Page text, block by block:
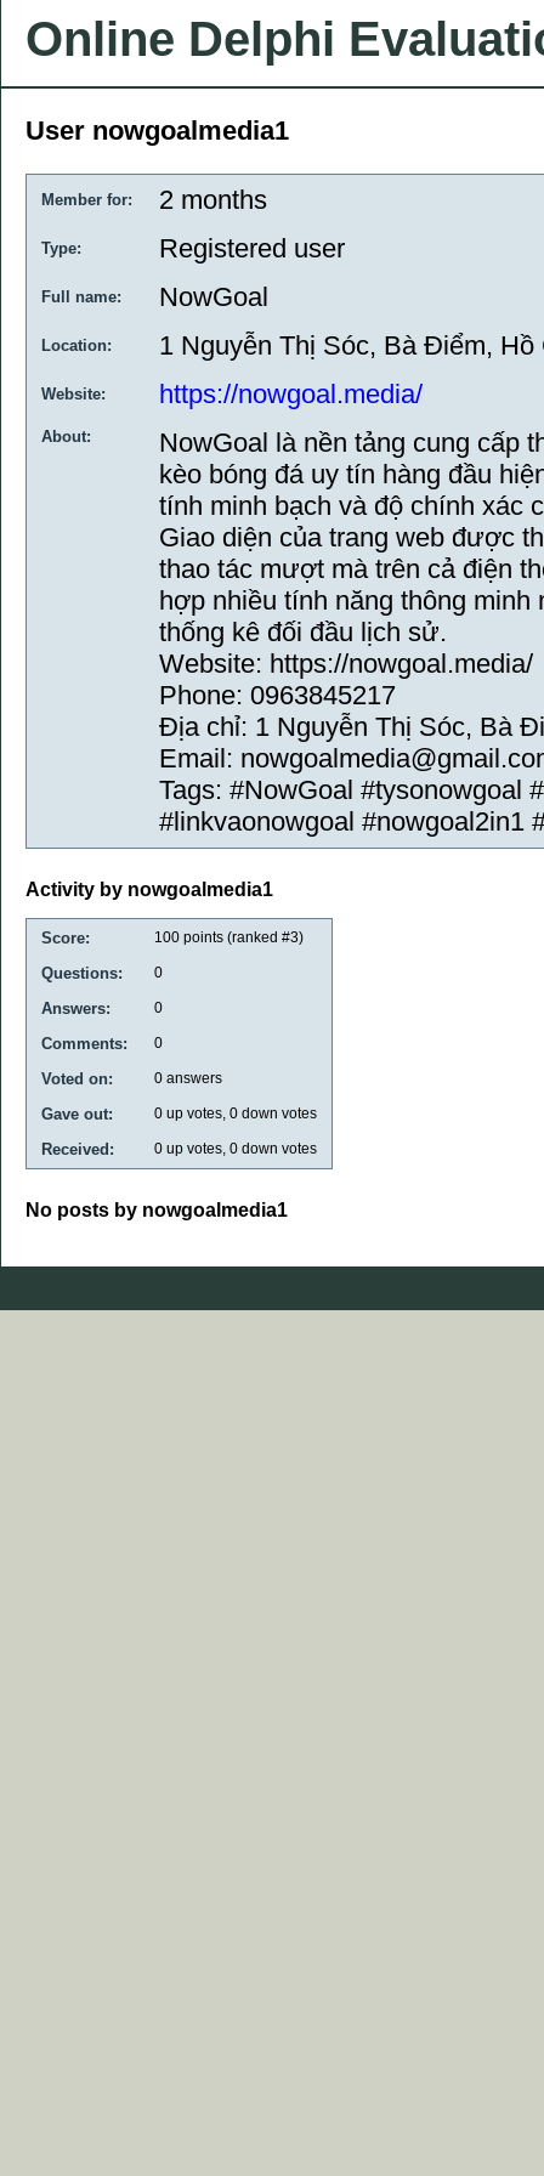
Online Delphi
User nowgoalmedia1
Member for: 2 months
Type: Registered user
Full name: NowGoal
Location: 1 Nguyễn Thị Sóc, Bà Điểm,
Website: https://nowgoal.media/
About:
NowGoal là nền tảng cung cấp
kèo bóng đá uy tín hàng đầu
tính minh bạch và độ chính xác
Giao diện của trang web được
thao tác mượt mà trên cả điện
hợp nhiều tính năng thông
thống kê đối đầu lịch sử.
Website: https://nowgoal.media/
Phone: 0963845217
Địa chỉ: 1 Nguyễn Thị Sóc, Bà
Email:
Tags: #NowGoal #tysonowgoal
#linkvaonowgoal #nowgoal2in1
Activity by nowgoalmedia1
Score: 100 points (ranked #3)
Questions: 0
Answers: 0
Comments: 0
Voted on: 0 answers
Gave out: 0 up votes, 0 down votes
Received: 0 up votes, 0 down votes
No posts by nowgoalmedia1